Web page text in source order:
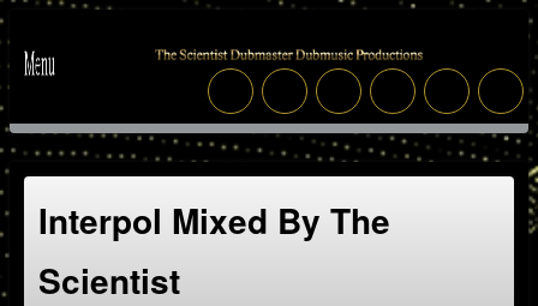
Interpol Mixed By The
Scientist